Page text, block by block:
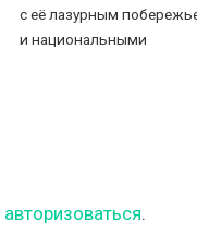
с её лазурным
и национальными
авторизоваться.